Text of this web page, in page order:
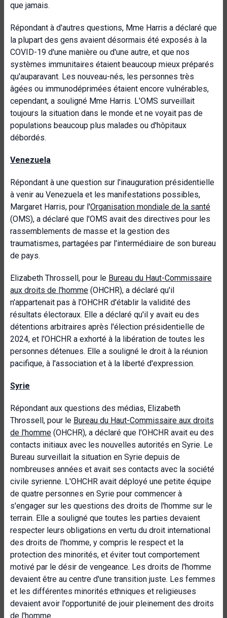
que jamais.
Répondant à d'autres questions, Mme Harris a déclaré que
la plupart des gens avaient désormais été exposés à la
COVID-19 d'une manière ou d'une autre, et que nos
systèmes immunitaires étaient beaucoup mieux préparés
qu'auparavant. Les nouveau-nés, les personnes très
âgées ou immunodéprimées étaient encore vulnérables,
cependant, a souligné Mme Harris. L'OMS surveillait
toujours la situation dans le monde et ne voyait pas de
populations beaucoup plus malades ou d'hôpitaux
débordés.
Venezuela
Répondant à une question sur l'inauguration présidentielle
à venir au Venezuela et les manifestations possibles,
Margaret Harris, pour l'Organisation mondiale de la santé
(OMS), a déclaré que l'OMS avait des directives pour les
rassemblements de masse et la gestion des
traumatismes, partagées par l'intermédiaire de son bureau
de pays.
Elizabeth Throssell, pour le Bureau du Haut-Commissaire
aux droits de l'homme (OHCHR), a déclaré qu'il
n'appartenait pas à l'OHCHR d'établir la validité des
résultats électoraux. Elle a déclaré qu'il y avait eu des
détentions arbitraires après l'élection présidentielle de
2024, et l'OHCHR a exhorté à la libération de toutes les
personnes détenues. Elle a souligné le droit à la réunion
pacifique, à l'association et à la liberté d'expression.
Syrie
Répondant aux questions des médias, Elizabeth
Throssell, pour le Bureau du Haut-Commissaire aux droits
de l'homme (OHCHR), a déclaré que l'OHCHR avait eu des
contacts initiaux avec les nouvelles autorités en Syrie. Le
Bureau surveillait la situation en Syrie depuis de
nombreuses années et avait ses contacts avec la société
civile syrienne. L'OHCHR avait déployé une petite équipe
de quatre personnes en Syrie pour commencer à
s'engager sur les questions des droits de l'homme sur le
terrain. Elle a souligné que toutes les parties devaient
respecter leurs obligations en vertu du droit international
des droits de l'homme, y compris le respect et la
protection des minorités, et éviter tout comportement
motivé par le désir de vengeance. Les droits de l'homme
devaient être au centre d'une transition juste. Les femmes
et les différentes minorités ethniques et religieuses
devaient avoir l'opportunité de jouir pleinement des droits
de l'homme.